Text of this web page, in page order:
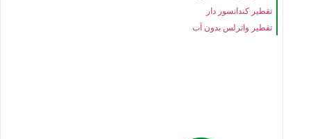
تقطیر کندانسور دار
تقطیر واترلس بدون آب